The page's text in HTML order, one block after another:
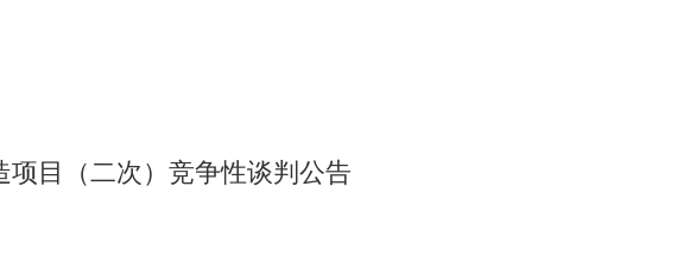
目（二次）竞争性谈判公告